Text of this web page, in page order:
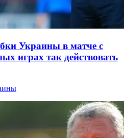
Украины в матче с
играх так действовать